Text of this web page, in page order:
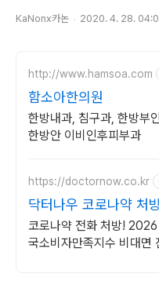
KaNonx카논 2020. 4. 28.
http://www.hamsoa.com
함소아한의원
한방내과, 침구과, 한방부
한방안 이비인후피부과
https://doctornow.co.kr
닥터나우 코로나약 처
24시간 진료가능
코로나약 전화 처방!
국소비자만족지수 비대면